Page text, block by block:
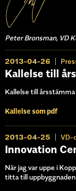
Peter Bronsman, VD
2013-04-26
Kallelse till
Kallelse till
Kallelse som pdf
2013-04-25 VD-
Innovation
När jag var uppe i
titta till